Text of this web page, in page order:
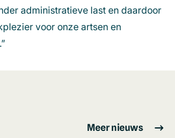
administratieve last en daardoor
voor onze artsen en
Meer nieuws